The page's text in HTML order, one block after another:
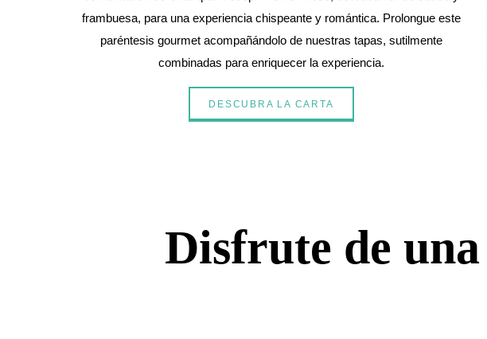
frambuesa, para una experiencia chispeante y romántica. Prolongue este
paréntesis gourmet acompañándolo de nuestras tapas, sutilmente
combinadas para enriquecer la experiencia.
DESCUBRA LA CARTA
Disfrute de